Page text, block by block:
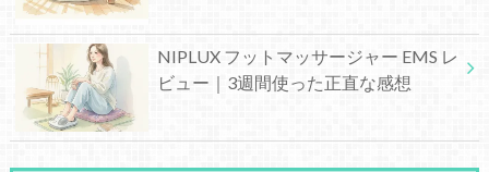
NIPLUX フットマッサージャー EMS レ
ビュー｜3週間使った正直な感想